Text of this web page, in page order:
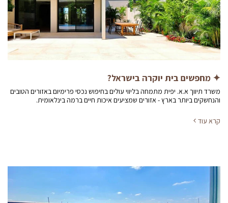
✦ מחפשים בית יוקרה בישראל?
משרד תיווך א.א. יפית מתמחה בליווי עולים בחיפוש נכסי פרימיום באזורים הטובים
והנחשקים ביותר בארץ - אזורים שמציעים איכות חיים ברמה בינלאומית.
קרא עוד